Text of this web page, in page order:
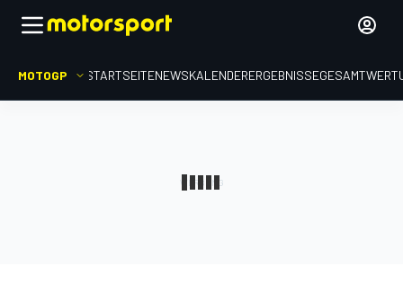
MOTOGP STARTSEITENEWSKALENDERERGEBNISSE